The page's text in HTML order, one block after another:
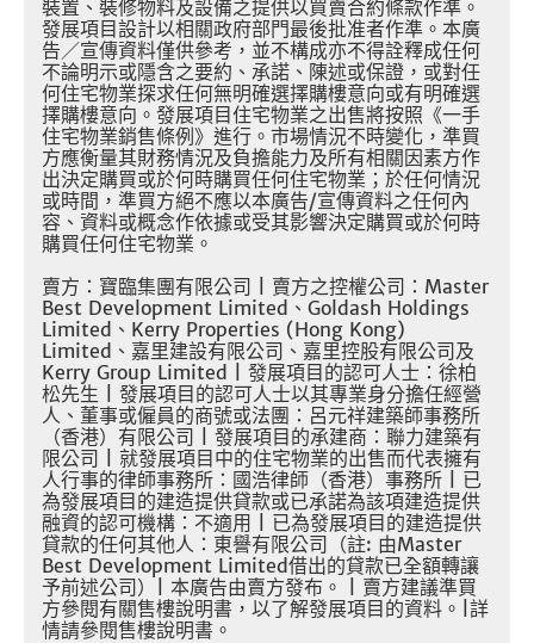
裝置、裝修物料及設備之提供以買賣合約條款作準。
發展項目設計以相關政府部門最後批准者作準。本廣
告／宣傳資料僅供參考，並不構成亦不得詮釋成任何
不論明示或隱含之要約、承諾、陳述或保證，或對任
何住宅物業探求任何無明確選擇購樓意向或有明確選
擇購樓意向。發展項目住宅物業之出售將按照《一手
住宅物業銷售條例》進行。市場情況不時變化，準買
方應衡量其財務情況及負擔能力及所有相關因素方作
出決定購買或於何時購買任何住宅物業；於任何情況
或時間，準買方絕不應以本廣告/宣傳資料之任何內
容、資料或概念作依據或受其影響決定購買或於何時
購買任何住宅物業。
賣方：寶臨集團有限公司
賣方之控權公司： Master
Best Development Limited 、 Goldash Holdings
Limited 、 Kerry Properties (Hong Kong)
Limited 、嘉里建設有限公司、嘉里控股有限公司及
Kerry Group Limited | 發展項目的認可人士：徐柏
松先生
發展項目的認可人士以其專業身分擔任經營
人、董事或僱員的商號或法團：呂元祥建築師事務所
（香港）有限公司
發展項目的承建商：聯力建築有
限公司
就發展項目中的住宅物業的出售而代表擁有
人行事的律師事務所：國浩律師（香港）事務所
已
為發展項目的建造提供貸款或已承諾為該項建造提供
融資的認可機構：不適用
已為發展項目的建造提供
貸款的任何其他人：東譽有限公司（註: 由Master
Best Development Limited借出的貸款已全額轉讓
予前述公司）
本廣告由賣方發布。
賣方建議準買
方參閱有關售樓說明書，以了解發展項目的資料。 詳
情請參閱售樓說明書。